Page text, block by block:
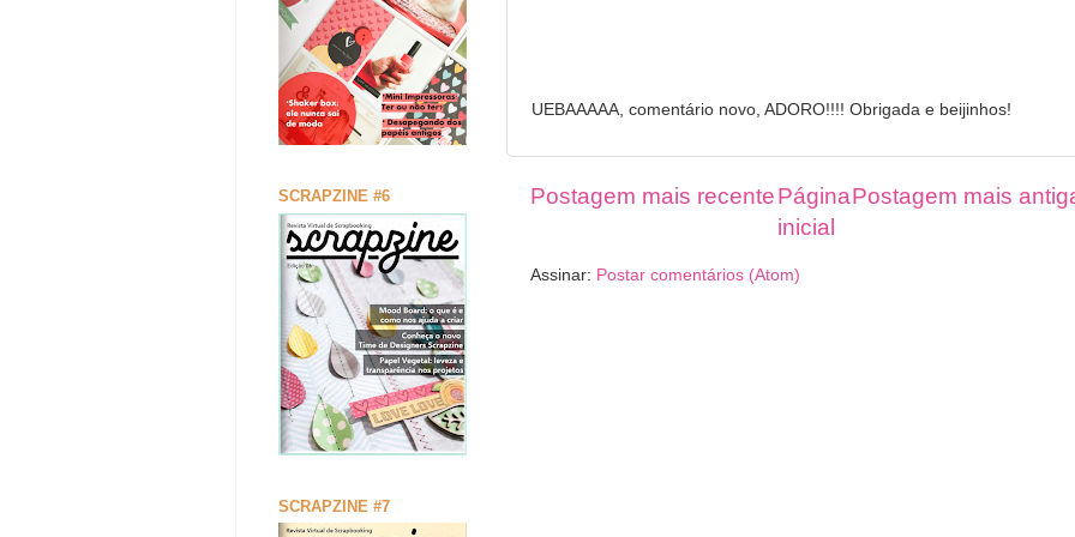
UEBAAAAA, comentário novo, ADORO!!!! Obrigada e beijinhos!
Postagem mais recente Postagem mais
Página
inicial
Assinar: Postar comentários (Atom)
SCRAPZINE #6
SCRAPZINE #7